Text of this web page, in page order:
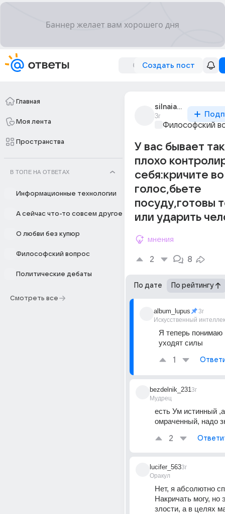
Создать пост
Главная
Моя лента
Пространства
В ТОПЕ НА ОТВЕТАХ
Информационные технологии
А сейчас что-то совсем другое
О любви без купюр
Философский вопрос
Политические дебаты
Смотреть все
silnaia234
3г
Философский
У вас бывает
плохо
себя:кричите
голос,бьете
посуду,готовы
или ударить
мнения
2 8
По дате По рейтингу
album_lupus
Искусственный
3г
Я теперь понимаю
уходят силы
1
bezdelnik_231
Мудрец
3г
есть Ум истинный
омраченный, надо
2
lucifer_563
Оракул
3г
Нет, я абсолютно
Накричать могу, но
злости, а в целях